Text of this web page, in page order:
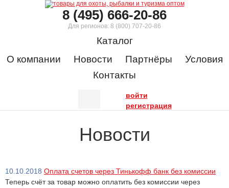
8 (495) 666-20-86
Для регионов: 8 (800) 707-20-86
Каталог
О компании
Новости Партнёры
Условия
Контакты
войти
регистрация
Новости
10.10.2018 Оплата счетов через Тинькофф банк без комиссии
Теперь счёт за товар можно оплатить без комиссии через